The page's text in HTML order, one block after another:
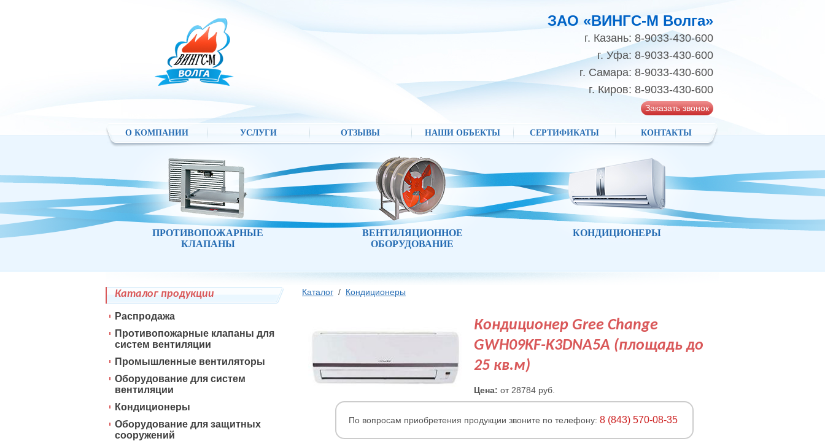
ЗАО «ВИНГС-М Волга»
г. Казань: 8-9033-430-600
г. Уфа: 8-9033-430-600
г. Самара: 8-9033-430-600
г. Киров: 8-9033-430-600
Заказать звонок
О КОМПАНИИ УСЛУГИ ОТЗЫВЫ НАШИ ОБЪЕКТЫ СЕРТИФИКАТЫ КОНТАКТЫ
ПРОТИВОПОЖАРНЫЕ
КЛАПАНЫ
ВЕНТИЛЯЦИОННОЕ
ОБОРУДОВАНИЕ
КОНДИЦИОНЕРЫ
Каталог / Кондиционеры
Кондиционер Gree Change
GWH09KF-K3DNA5A (площадь до
25 кв.м)
Цена: от 28784 руб.
По вопросам приобретения продукции звоните по телефону: 8 (843) 570-08-35
Каталог продукции
Распродажа
Противопожарные клапаны для
систем вентиляции
Промышленные вентиляторы
Оборудование для систем
вентиляции
Кондиционеры
Оборудование для защитных
сооружений